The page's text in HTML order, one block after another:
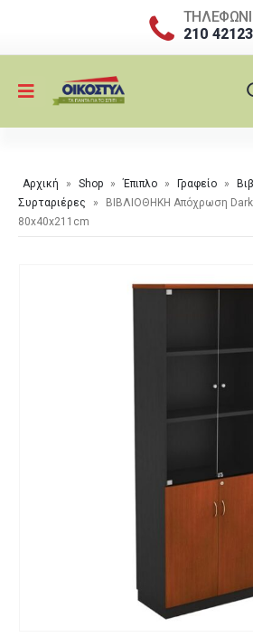
210
Αρχική » Shop » Έπιπλο » Γραφείο »
Συρταριέρες
»
ΒΙΒΛΙΟΘΗΚΗ Απόχρωση
80x40x211cm